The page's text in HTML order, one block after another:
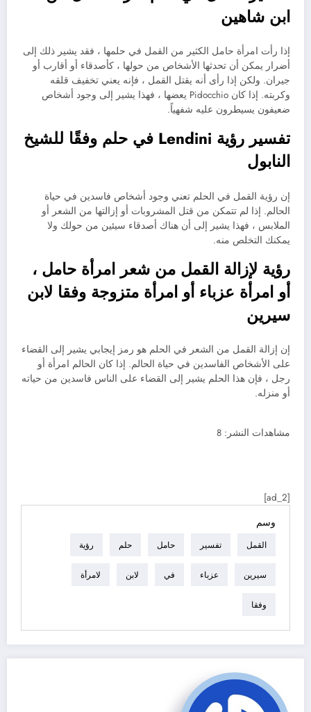
ابن شاهين
إذا رأت امرأة حامل الكثير من القمل في حلمها ، فقد يشير ذلك إلى
أضرار يمكن أن تحدثها الأشخاص من حولها ، كأصدقاء أو أقارب أو
جيران. ولكن إذا رأى أنه يقتل القمل ، فإنه يعني تخفيف قلقه
وكربته. إذا كان Pidocchio يعضها ، فهذا يشير إلى وجود أشخاص
ضعيفون يسيطرون عليه شفهياً.
تفسير رؤية Lendini في حلم وفقًا للشيخ
النابول
إن رؤية القمل في الحلم تعني وجود أشخاص فاسدين في حياة
الحالم. إذا لم تتمكن من قتل المشروبات أو إزالتها من الشعر أو
الملابس ، فهذا يشير إلى أن هناك أصدقاء سيئين من حولك ولا
يمكنك التخلص منه.
رؤية لإزالة القمل من شعر امرأة حامل ،
أو امرأة عزباء أو امرأة متزوجة وفقا لابن
سيرين
إن إزالة القمل من الشعر في الحلم هو رمز إيجابي يشير إلى القضاء
على الأشخاص الفاسدين في حياة الحالم. إذا كان الحالم امرأة أو
رجل ، فإن هذا الحلم يشير إلى القضاء على الناس فاسدين من حياته
أو منزله.
مشاهدات النشر: 8
[ad_2]
وسم
القمل تفسير حامل حلم رؤية
سيرين عزباء في لابن لامرأة
وفقا